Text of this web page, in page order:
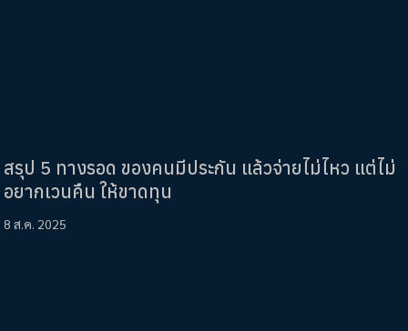
สรุป 5 ทางรอด ของคนมีประกัน แล้วจ่ายไม่ไหว แต่ไม่
อยากเวนคืน ให้ขาดทุน
8 ส.ค. 2025